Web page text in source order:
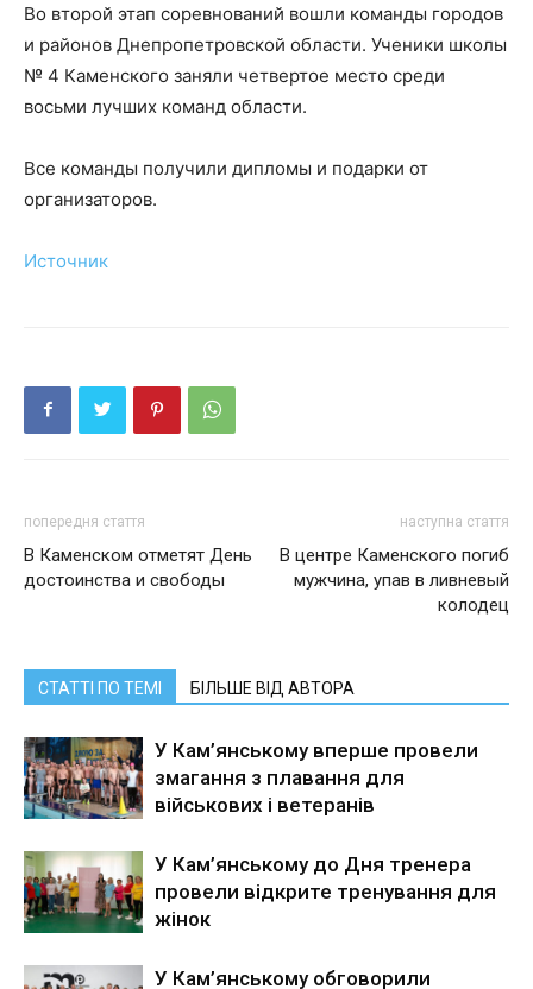
Во второй этап соревнований вошли команды городов
и районов Днепропетровской области. Ученики школы
№ 4 Каменского заняли четвертое место среди
восьми лучших команд области.
Все команды получили дипломы и подарки от
организаторов.
Источник
попередня стаття
В Каменском отметят День
достоинства и свободы
наступна стаття
В центре Каменского погиб
мужчина, упав в ливневый
колодец
СТАТТІ ПО ТЕМІ БІЛЬШЕ ВІД АВТОРА
У Кам’янському вперше провели
змагання з плавання для
військових і ветеранів
У Кам’янському до Дня тренера
провели відкрите тренування для
жінок
У Кам’янському обговорили